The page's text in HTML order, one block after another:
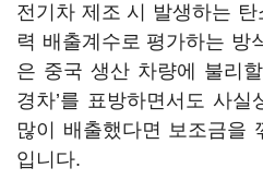
전기차 제조 시 발생하는
력 배출계수로 평가하는 방
은 중국 생산 차량에 불리
경차’를 표방하면서도 사
많이 배출했다면 보조금을
입니다.